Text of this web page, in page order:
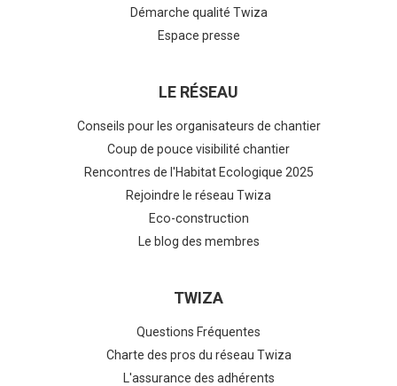
Démarche qualité Twiza
Espace presse
LE RÉSEAU
Conseils pour les organisateurs de chantier
Coup de pouce visibilité chantier
Rencontres de l'Habitat Ecologique 2025
Rejoindre le réseau Twiza
Eco-construction
Le blog des membres
TWIZA
Questions Fréquentes
Charte des pros du réseau Twiza
L'assurance des adhérents